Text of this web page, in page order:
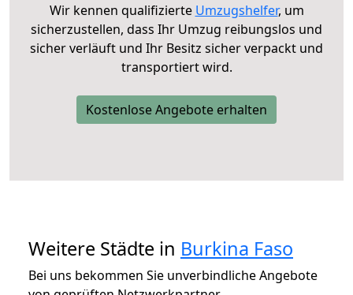
Wir kennen qualifizierte Umzugshelfer, um
sicherzustellen, dass Ihr Umzug reibungslos und
sicher verläuft und Ihr Besitz sicher verpackt und
transportiert wird.
Kostenlose Angebote erhalten
Weitere Städte in Burkina Faso
Bei uns bekommen Sie unverbindliche Angebote